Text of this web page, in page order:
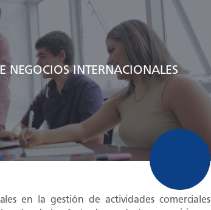
NEGOCIOS INTERNACIONALES
en la gestión de actividades comerciales